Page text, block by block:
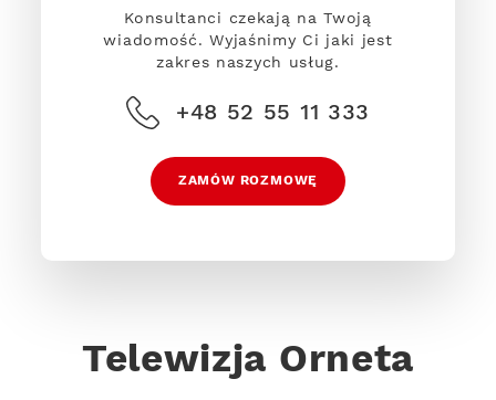
Konsultanci czekają na Twoją
wiadomość. Wyjaśnimy Ci jaki jest
zakres naszych usług.
+48 52 55 11 333
ZAMÓW ROZMOWĘ
Telewizja Orneta